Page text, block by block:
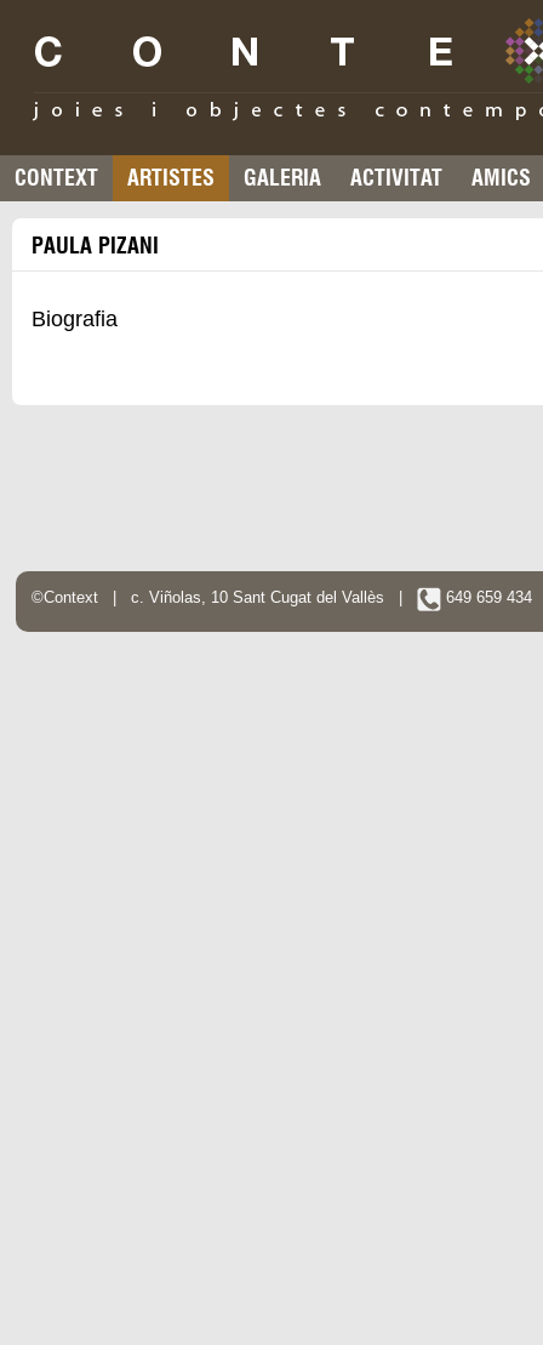
CONTEXT ARTISTES GALERIA ACTIVITAT AMICS
PAULA PIZANI
Biografia
©Context | c. Viñolas, 10 Sant Cugat del Vallès | 649 659